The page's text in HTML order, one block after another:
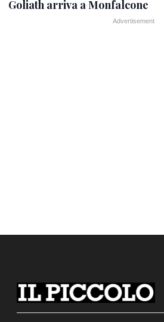
Goliath arriva a Monfalcone